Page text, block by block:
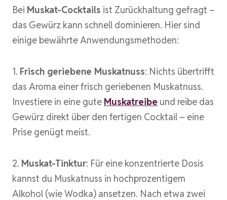
Bei Muskat-Cocktails ist Zurückhaltung gefragt –
das Gewürz kann schnell dominieren. Hier sind
einige bewährte Anwendungsmethoden:
1. Frisch geriebene Muskatnuss: Nichts übertrifft
das Aroma einer frisch geriebenen Muskatnuss.
Investiere in eine gute Muskatreibe und reibe das
Gewürz direkt über den fertigen Cocktail – eine
Prise genügt meist.
2. Muskat-Tinktur: Für eine konzentrierte Dosis
kannst du Muskatnuss in hochprozentigem
Alkohol (wie Wodka) ansetzen. Nach etwa zwei